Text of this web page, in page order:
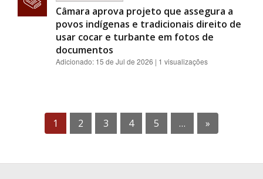
Câmara aprova projeto que assegura a
povos indígenas e tradicionais direito de
usar cocar e turbante em fotos de
documentos
Adicionado: 15 de Jul de 2026 | 1 visualizações
1 2 3 4 5 … »